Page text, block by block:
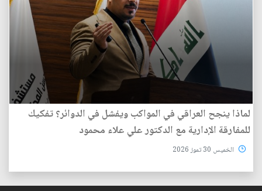
لماذا ينجح العراقي في المواكب ويفشل في الدوائر؟ تفكيك
للمفارقة الإدارية مع الدكتور علي علاء محمود
الخميس 30 تموز 2026